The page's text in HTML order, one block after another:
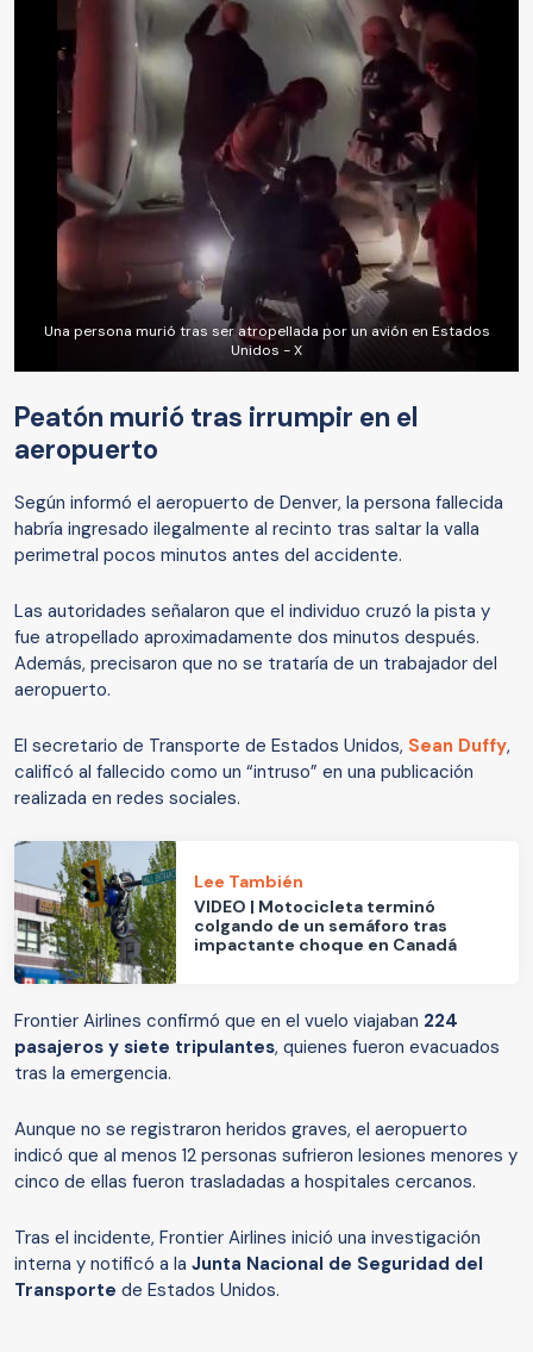
Una persona murió tras ser atropellada por un avión en Estados
Unidos - X
Peatón murió tras irrumpir en el
aeropuerto
Según informó el aeropuerto de Denver, la persona fallecida
habría ingresado ilegalmente al recinto tras saltar la valla
perimetral pocos minutos antes del accidente.
Las autoridades señalaron que el individuo cruzó la pista y
fue atropellado aproximadamente dos minutos después.
Además, precisaron que no se trataría de un trabajador del
aeropuerto.
El secretario de Transporte de Estados Unidos, Sean Duffy,
calificó al fallecido como un “intruso” en una publicación
realizada en redes sociales.
Lee También
VIDEO | Motocicleta terminó
colgando de un semáforo tras
impactante choque en Canadá
Frontier Airlines confirmó que en el vuelo viajaban 224
pasajeros y siete tripulantes, quienes fueron evacuados
tras la emergencia.
Aunque no se registraron heridos graves, el aeropuerto
indicó que al menos 12 personas sufrieron lesiones menores y
cinco de ellas fueron trasladadas a hospitales cercanos.
Tras el incidente, Frontier Airlines inició una investigación
interna y notificó a la Junta Nacional de Seguridad del
Transporte de Estados Unidos.